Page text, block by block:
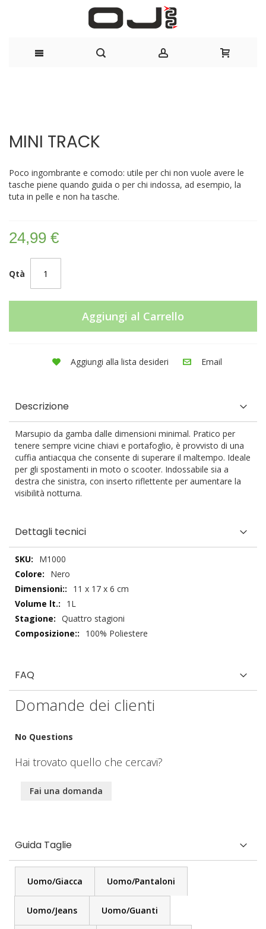
fine
di
immagini
della
immagini
MINI TRACK
Poco ingombrante e comodo: utile per chi non vuole avere le
tasche piene quando guida o per chi indossa, ad esempio, la
tuta in pelle e non ha tasche.
24,99 €
Qtà
Aggiungi al Carrello
Aggiungi alla lista desideri Email
Descrizione
Marsupio da gamba dalle dimensioni minimal. Pratico per
tenere sempre vicine chiavi e portafoglio, è provvisto di una
cuffia antiacqua che consente di superare il maltempo. Ideale
per gli spostamenti in moto o scooter. Indossabile sia a
destra che sinistra, con inserto riflettente per aumentare la
visibilità notturna.
Dettagli tecnici
Dettagli
tecnici
M1000
Nero
11 x 17 x 6 cm
1L
Quattro stagioni
100% Poliestere
FAQ
Domande dei clienti
No Questions
Hai trovato quello che cercavi?
Fai una domanda
Guida Taglie
Uomo/Giacca Uomo/Pantaloni
Uomo/Jeans Uomo/Guanti